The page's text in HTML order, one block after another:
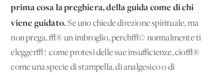
prima cosa la preghiera, della guida come di chi
viene guidato.Se uno chiede direzione spirituale, ma
non prega, √® un imbroglio, perch√© normalmente ti
elegger√† come protesi delle sue insufficienze, cio√®
come una specie di stampella, di analgesico o di